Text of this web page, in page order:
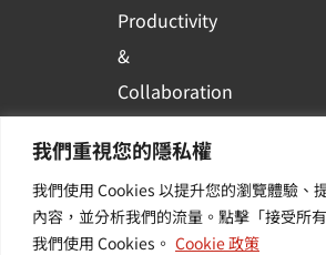
我們重視您的隱私權
我們使用 Cookies 以提升您的瀏覽體驗、
內容，並分析我們的流量。點擊「接受所
我們使用 Cookies。 Cookie 政策
Productivity
&
Collaboration
Platform
Applications
Others /